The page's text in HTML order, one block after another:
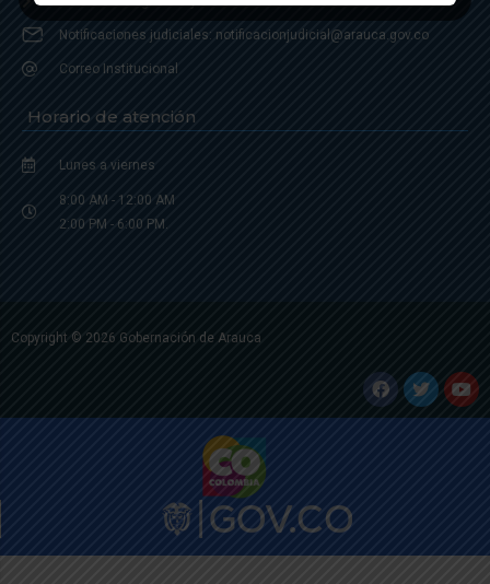
Notificaciones judiciales: notificacionjudicial@arauca.gov.co
Correo Institucional
Horario de atención
Lunes a viernes
8:00 AM - 12:00 AM
2:00 PM - 6:00 PM.
Copyright © 2026 Gobernación de Arauca